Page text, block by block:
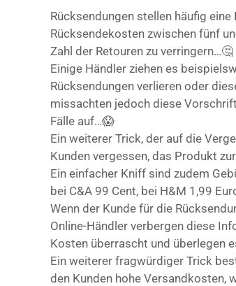
Rücksendungen stellen häufig
Rücksendekosten zwischen fünf
Zahl der Retouren zu verringern…🤔
Einige Händler ziehen es
Rücksendungen verlieren oder
missachten jedoch diese
Fälle auf…😱
Ein weiterer Trick, der auf die
Kunden vergessen, das Produkt
Ein einfacher Kniff sind zudem
bei C&A 99 Cent, bei H&M 1,99
Wenn der Kunde für die
Online-Händler verbergen diese
Kosten überrascht und überlegen
Ein weiterer fragwürdiger Trick
den Kunden hohe Versandkosten,